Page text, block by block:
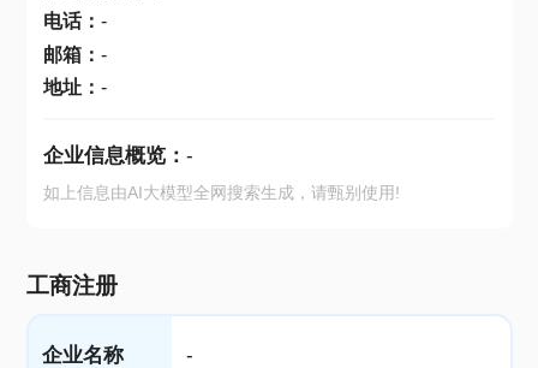
电话： -
邮箱： -
地址： -
企业信息概览： -
如上信息由AI大模型全网搜索生成，请甄别使用!
工商注册
企业名称 -